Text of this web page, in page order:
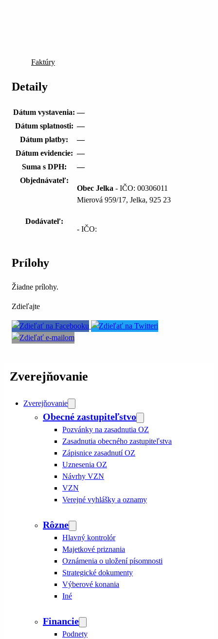
Faktúry
Detaily
Dátum vystavenia: —
Dátum splatnosti: —
Dátum platby:
—
Dátum evidencie: —
Suma s DPH:
—
Objednávateľ:
Obec Jelka - IČO: 00306011
Mierová 959/17, Jelka, 925 23
Dodávateľ:
- IČO:
Prílohy
Žiadne prílohy.
Zdieľajte
Zverejňovanie
Zverejňovanie
Obecné zastupiteľstvo
Pozvánky na zasadnutia OZ
Zasadnutia obecného zastupiteľstva
Zápisnice zasadnutí OZ
Uznesenia OZ
Návrhy VZN
VZN
Verejné vyhlášky a oznamy
Rôzne
Hlavný kontrolór
Majetkové priznania
Oznámenia o uložení písomnosti
Strategické dokumenty
Výberové konania
Iné
Financie
Podnety